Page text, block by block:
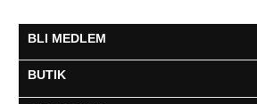
BLI MEDLEM
BUTIK